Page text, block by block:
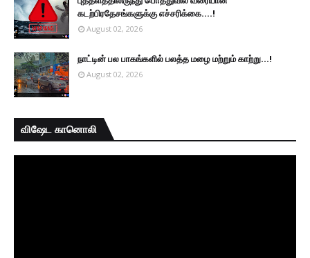
கடற்பிரதேசங்களுக்கு எச்சரிக்கை....!
August 02, 2026
நாட்டின் பல பாகங்களில் பலத்த மழை மற்றும் காற்று...!
August 02, 2026
விஷேட கானொலி